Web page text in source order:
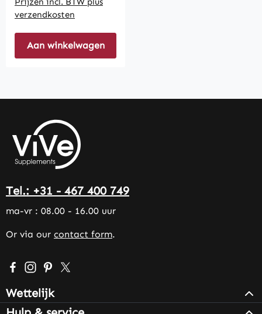
verzendkosten
Aan winkelwagen
Tel.: +31 - 467 400 749
ma-vr : 08.00 - 16.00 uur
Or via our contact form.
Visit us on Facebook – opens in a new browser tab
Check us out on Instagram – opens in a new
Get inspired on Pinterest – opens in a new
Follow us on X – opens in a new browser
Wettelijk